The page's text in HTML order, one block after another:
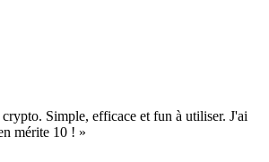
Simple, efficace et fun à utiliser. J'ai
mérite 10 ! »